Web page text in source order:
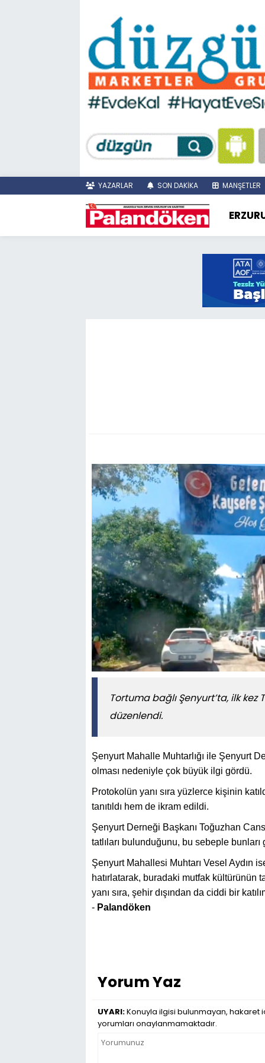
YAZARLAR SON DAKİKA MANŞETLER
Tortuma bağlı Şenyurt’ta, ilk
düzenlendi.
Şenyurt Mahalle Muhtarlığı ile Şenyurt
olması nedeniyle çok büyük ilgi gördü.
Protokolün yanı sıra yüzlerce kişinin
tanıtıldı hem de ikram edildi.
Şenyurt Derneği Başkanı Toğuzhan
tatlıları bulunduğunu, bu sebeple
Şenyurt Mahallesi Muhtarı Vesel Aydın
hatırlatarak, buradaki mutfak kültürünün
yanı sıra, şehir dışından da ciddi bir
- Palandöken
Yorum Yaz
UYARI:Konuyla ilgisi bulunmayan, hakaret
yorumları onaylanmamaktadır.